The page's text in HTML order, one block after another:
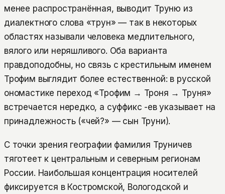
менее распространённая, выводит Труню из
диалектного слова «трун» — так в некоторых
областях называли человека медлительного,
вялого или неряшливого. Оба варианта
правдоподобны, но связь с крестильным именем
Трофим выглядит более естественной: в русской
ономастике переход «Трофим → Троня → Труня»
встречается нередко, а суффикс -ев указывает на
принадлежность («чей?» — сын Труни).
С точки зрения географии фамилия Труничев
тяготеет к центральным и северным регионам
России. Наибольшая концентрация носителей
фиксируется в Костромской, Вологодской и